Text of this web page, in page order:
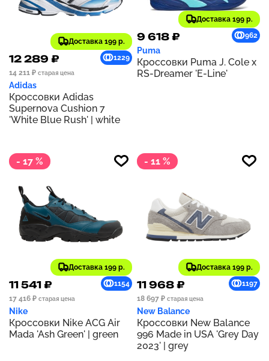
Доставка 199 р.
12 289 ₽
1229
14 211 ₽ старая цена
Adidas
Кроссовки Adidas
Supernova Cushion 7
'White Blue Rush' | white
Доставка 199 р.
9 618 ₽ 962
Puma
Кроссовки Puma J. Cole x
RS-Dreamer 'E-Line'
- 17 %
Доставка 199 р.
11 541 ₽
1154
17 416 ₽ старая цена
Nike
Кроссовки Nike ACG Air
Mada 'Ash Green' | green
- 11 %
Доставка 199 р.
11 968 ₽
1197
18 697 ₽ старая цена
New Balance
Кроссовки New Balance
996 Made in USA 'Grey Day
2023' | grey